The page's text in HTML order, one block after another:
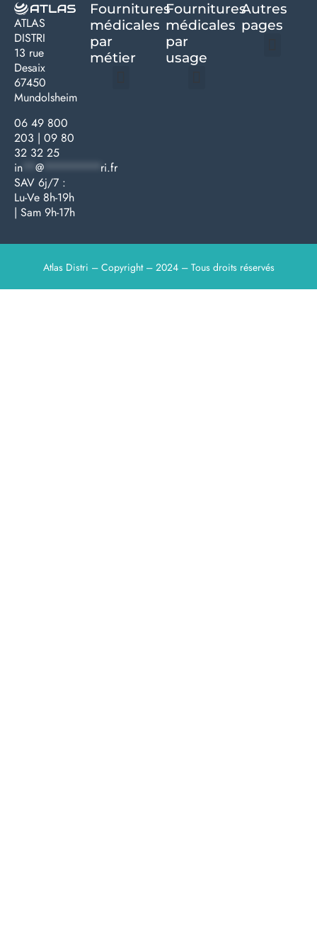
ATLAS
DISTRI
13 rue
Desaix
67450
Mundolsheim
06 49 800
203 | 09 80
32 32 25
in
@
ri.fr
SAV 6j/7 :
Lu-Ve 8h-19h
| Sam 9h-17h
Fournitures
médicales
par
métier
Fournitures
médicales
par
usage ​
Autres
pages
Atlas Distri – Copyright – 2024 – Tous droits réservés